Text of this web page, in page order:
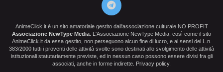
AnimeClick.it è un sito amatoriale gestito dall'associazione culturale NO PROFIT
Associazione NewType Media . L'Associazione NewType Media, così come il sito
AnimeClick.it da essa gestito, non perseguono alcun fine di lucro, e ai sensi del L.n.
383/2000 tutti i proventi delle attività svolte sono destinati allo svolgimento delle attività
istituzionali statutariamente previste, ed in nessun caso possono essere divisi fra gli
associati, anche in forme indirette. Privacy policy.